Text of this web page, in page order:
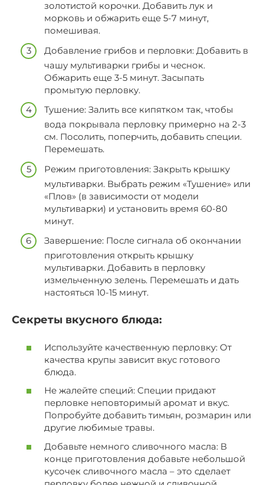
золотистой корочки. Добавить лук и
морковь и обжарить еще 5-7 минут,
помешивая.
Добавление грибов и перловки: Добавить в
чашу мультиварки грибы и чеснок.
Обжарить еще 3-5 минут. Засыпать
промытую перловку.
Тушение: Залить все кипятком так, чтобы
вода покрывала перловку примерно на 2-3
см. Посолить, поперчить, добавить специи.
Перемешать.
Режим приготовления: Закрыть крышку
мультиварки. Выбрать режим «Тушение» или
«Плов» (в зависимости от модели
мультиварки) и установить время 60-80
минут.
Завершение: После сигнала об окончании
приготовления открыть крышку
мультиварки. Добавить в перловку
измельченную зелень. Перемешать и дать
настояться 10-15 минут.
Секреты вкусного блюда:
Используйте качественную перловку: От
качества крупы зависит вкус готового
блюда.
Не жалейте специй: Специи придают
перловке неповторимый аромат и вкус.
Попробуйте добавить тимьян, розмарин или
другие любимые травы.
Добавьте немного сливочного масла: В
конце приготовления добавьте небольшой
кусочек сливочного масла – это сделает